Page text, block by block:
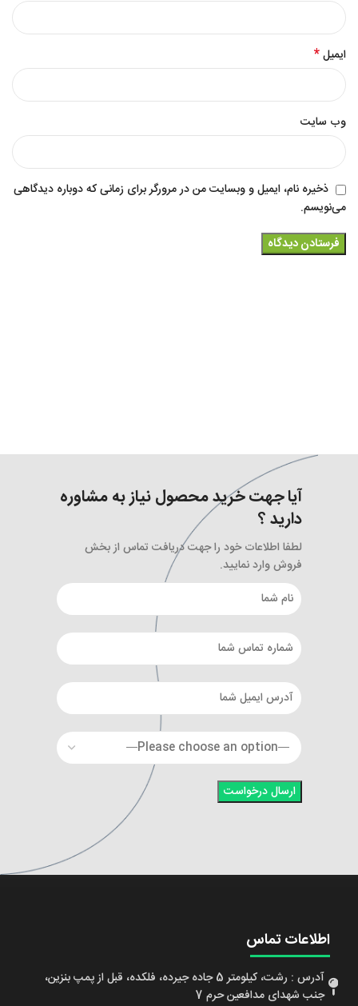
ایمیل*
وب‌ سایت
ذخیره نام، ایمیل و وبسایت من در مرورگر برای زمانی که دوباره دیدگاهی
می‌نویسم.
آیا جهت خرید محصول نیاز به مشاوره
دارید ؟
لطفا اطلاعات خود را جهت دریافت تماس از بخش
فروش وارد نمایید.
اطلاعات تماس
آدرس : رشت، کیلومتر 5 جاده جیرده، فلکده، قبل از پمپ بنزین،
جنب شهدای مدافعین حرم 7